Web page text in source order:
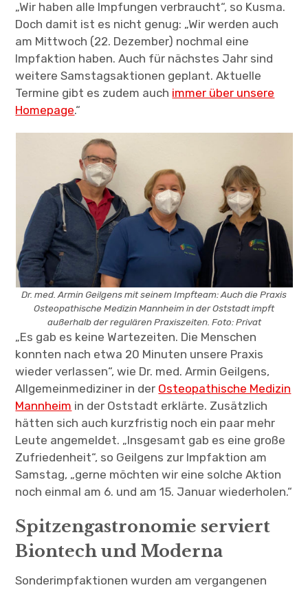
„Wir haben alle Impfungen verbraucht“, so Kusma.
Doch damit ist es nicht genug: „Wir werden auch
am Mittwoch (22. Dezember) nochmal eine
Impfaktion haben. Auch für nächstes Jahr sind
weitere Samstagsaktionen geplant. Aktuelle
Termine gibt es zudem auch immer über unsere
Homepage.“
Dr. med. Armin Geilgens mit seinem Impfteam: Auch die Praxis
Osteopathische Medizin Mannheim in der Oststadt impft
außerhalb der regulären Praxiszeiten. Foto: Privat
„Es gab es keine Wartezeiten. Die Menschen
konnten nach etwa 20 Minuten unsere Praxis
wieder verlassen“, wie Dr. med. Armin Geilgens,
Allgemeinmediziner in der Osteopathische Medizin
Mannheim in der Oststadt erklärte. Zusätzlich
hätten sich auch kurzfristig noch ein paar mehr
Leute angemeldet. „Insgesamt gab es eine große
Zufriedenheit“, so Geilgens zur Impfaktion am
Samstag, „gerne möchten wir eine solche Aktion
noch einmal am 6. und am 15. Januar wiederholen.“
Spitzengastronomie serviert
Biontech und Moderna
Sonderimpfaktionen wurden am vergangenen